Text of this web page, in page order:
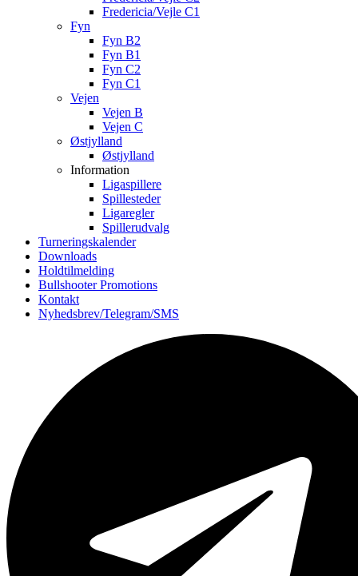
Fredericia/Vejle C1
Fyn
Fyn B2
Fyn B1
Fyn C2
Fyn C1
Vejen
Vejen B
Vejen C
Østjylland
Østjylland
Information
Ligaspillere
Spillesteder
Ligaregler
Spillerudvalg
Turneringskalender
Downloads
Holdtilmelding
Bullshooter Promotions
Kontakt
Nyhedsbrev/Telegram/SMS